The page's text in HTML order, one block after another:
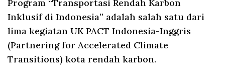
Program “Transportasi Rendah Karbon
Inklusif di Indonesia” adalah salah satu dari
lima kegiatan UK PACT Indonesia-Inggris
(Partnering for Accelerated Climate
Transitions) kota rendah karbon.